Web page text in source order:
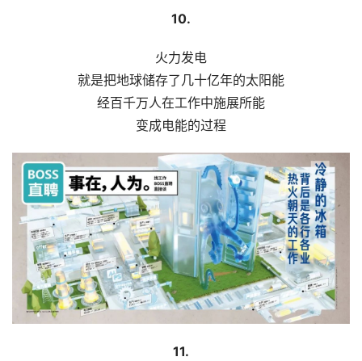
10.
火力发电
就是把地球储存了几十亿年的太阳能
经百千万人在工作中施展所能
变成电能的过程
11.